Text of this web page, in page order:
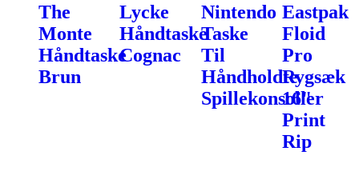
The
Monte
Håndtaske
Brun
Lycke
Håndtaske
Cognac
Nintendo
Taske
Til
Håndholdte
Spillekonsoller
Eastpak
Floid
Pro
Rygsæk
16"
Print
Rip